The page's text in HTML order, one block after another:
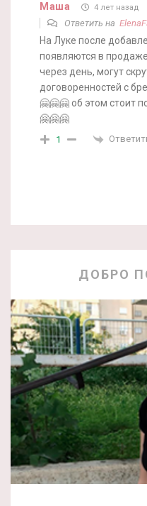
Маша 4 лет назад
Ответить на
На Луке после
появляются в
через день, могут
договоренностей с
🤗🤗🤗 об этом стоит
🤗🤗🤗
1
ДОБРО